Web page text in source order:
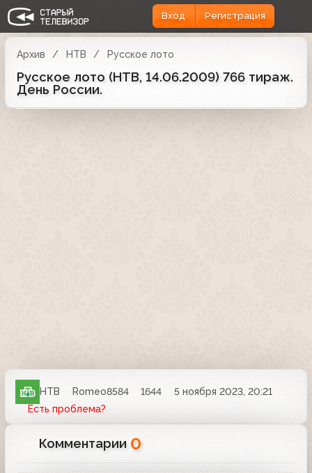
Вход Регистрация
Архив НТВ Русское лото
Русское лото (НТВ, 14.06.2009) 766 тираж.
День России.
НТВ Romeo8584 1644
5 ноября 2023, 20:21
Есть проблема?
Комментарии 0